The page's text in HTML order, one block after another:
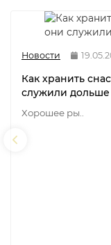
Новости
Как хранить
служили дольше
Хорошее ры..